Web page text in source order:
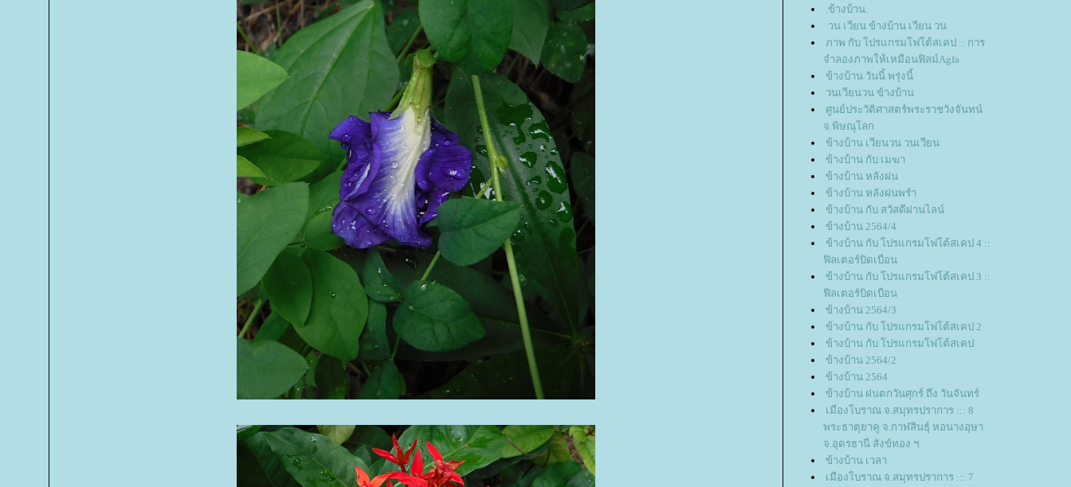
.ข้างบ้าน.
วน เวียน ข้างบ้าน เวียน วน
ภาพ กับ โปรแกรมโฟโต้สเคป :: การ
จำลองภาพให้เหมือนฟิลม์Agfa
ข้างบ้าน วันนี้ พรุ่งนี้
วนเวียนวน ข้างบ้าน
ศูนย์ประวัติศาสตร์พระราชวังจันทน์
จ.พิษณุโลก
ข้างบ้าน เวียนวน วนเวียน
ข้างบ้าน กับ เมฆา
ข้างบ้าน หลังฝน
ข้างบ้าน หลังฝนพรำ
ข้างบ้าน กับ สวัสดีผ่านไลน์
ข้างบ้าน 2564/4
ข้างบ้าน กับ โปรแกรมโฟโต้สเคป 4 ::
ฟิลเตอร์บิดเบือน
ข้างบ้าน กับ โปรแกรมโฟโต้สเคป 3 ::
ฟิลเตอร์บิดเบือน
ข้างบ้าน 2564/3
ข้างบ้าน กับ โปรแกรมโฟโต้สเคป 2
ข้างบ้าน กับ โปรแกรมโฟโต้สเคป
ข้างบ้าน 2564/2
ข้างบ้าน 2564
ข้างบ้าน ฝนตกวันศุกร์ ถึง วันจันทร์
เมืองโบราณ จ.สมุทรปราการ ::: 8
พระธาตุยาคู จ.กาฬสินธุ์ หอนางอุษา
จ.อุดรธานี สังข์ทอง ฯ
ข้างบ้าน เวลา
เมืองโบราณ จ.สมุทรปราการ ::: 7